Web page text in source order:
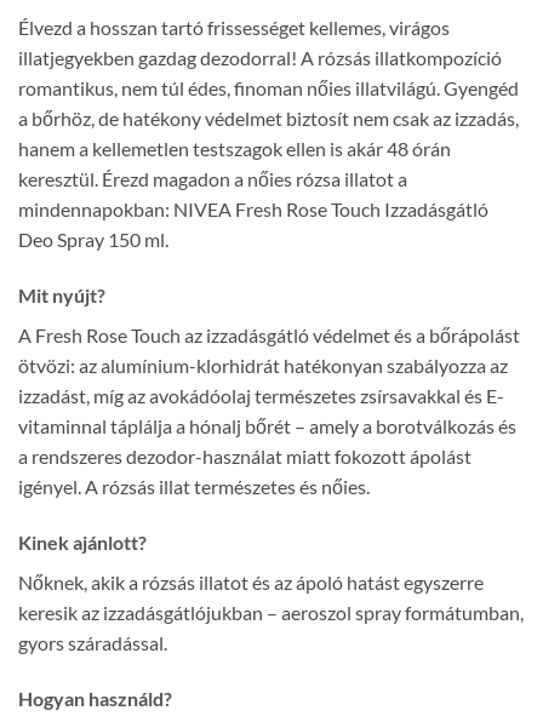
Élvezd a hosszan tartó frissességet kellemes, virágos
illatjegyekben gazdag dezodorral! A rózsás illatkompozíció
romantikus, nem túl édes, finoman nőies illatvilágú. Gyengéd
a bőrhöz, de hatékony védelmet biztosít nem csak az izzadás,
hanem a kellemetlen testszagok ellen is akár 48 órán
keresztül. Érezd magadon a nőies rózsa illatot a
mindennapokban: NIVEA Fresh Rose Touch Izzadásgátló
Deo Spray 150 ml.
Mit nyújt?
A Fresh Rose Touch az izzadásgátló védelmet és a bőrápolást
ötvözi: az alumínium-klorhidrát hatékonyan szabályozza az
izzadást, míg az avokádóolaj természetes zsírsavakkal és E-
vitaminnal táplálja a hónalj bőrét – amely a borotválkozás és
a rendszeres dezodor-használat miatt fokozott ápolást
igényel. A rózsás illat természetes és nőies.
Kinek ajánlott?
Nőknek, akik a rózsás illatot és az ápoló hatást egyszerre
keresik az izzadásgátlójukban – aeroszol spray formátumban,
gyors száradással.
Hogyan használd?